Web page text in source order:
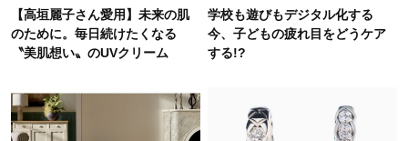
【高垣麗子さん愛用】未来の肌
のために。毎日続けたくなる
〝美肌想い〟のUVクリーム
学校も遊びもデジタル化する
今、子どもの疲れ目をどうケア
する!?